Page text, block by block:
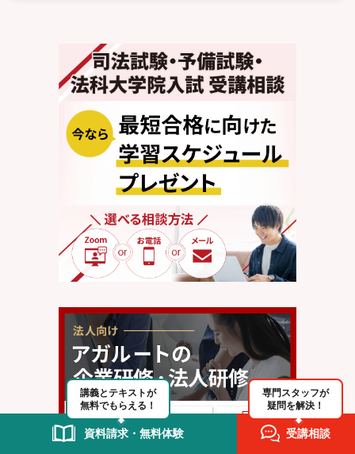
講義とテキストが
無料でもらえる！
資料請求・無料体験
専門スタッフが
疑問を解決！
受講相談